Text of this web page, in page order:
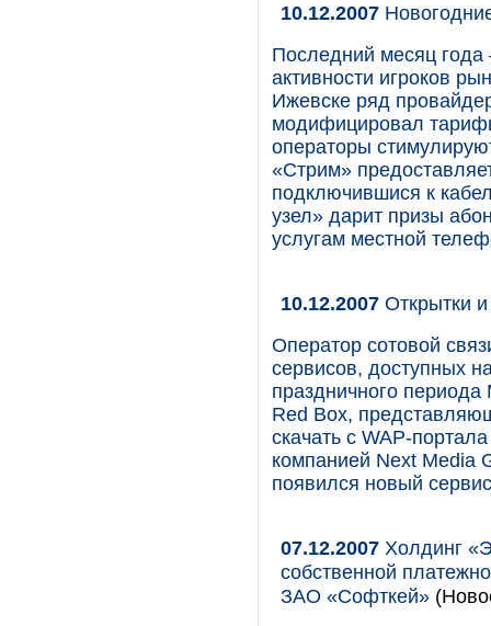
10.12.2007
Последний месяц года
активности игроков
Ижевске ряд
модифицировал
операторы
«Стрим»
подключившися к
узел» дарит призы
услугам местной
10.12.2007 Открытки
Оператор сотовой
сервисов, доступных
праздничного
Red Box,
скачать с WAP-
компанией Next Media
появился новый
07.12.2007 Холдинг
собственной
ЗАО «Софткей»